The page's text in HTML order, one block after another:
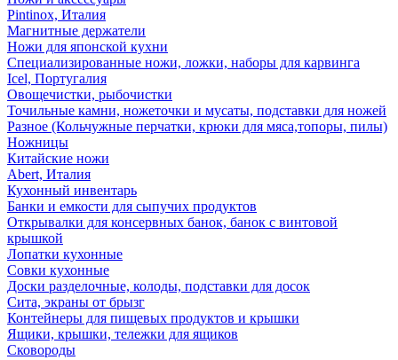
Pintinox, Италия
Магнитные держатели
Ножи для японской кухни
Специализированные ножи, ложки, наборы для карвинга
Icel, Португалия
Овощечистки, рыбочистки
Точильные камни, ножеточки и мусаты, подставки для ножей
Разное (Кольчужные перчатки, крюки для мяса,топоры, пилы)
Ножницы
Китайские ножи
Abert, Италия
Кухонный инвентарь
Банки и емкости для сыпучих продуктов
Открывалки для консервных банок, банок с винтовой
крышкой
Лопатки кухонные
Совки кухонные
Доски разделочные, колоды, подставки для досок
Сита, экраны от брызг
Контейнеры для пищевых продуктов и крышки
Ящики, крышки, тележки для ящиков
Сковороды